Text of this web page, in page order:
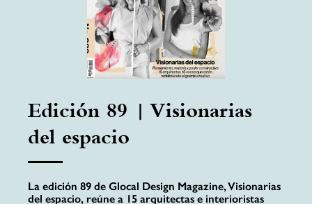
Edición 89 | Visionarias
del espacio
La edición 89 de Glocal Design Magazine, Visionarias
del espacio, reúne a 15 arquitectas e interioristas